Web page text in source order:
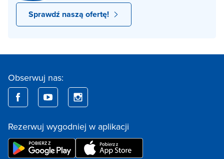
Sprawdź naszą ofertę!
Obserwuj nas:
Rezerwuj wygodniej w aplikacji